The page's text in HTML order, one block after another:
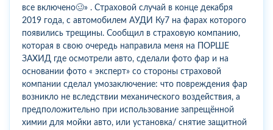
все включено🥴» . Страховой случай в конце декабря
2019 года, с автомобилем АУДИ Ку7 на фарах которого
появились трещины. Сообщил в страховую компанию,
которая в свою очередь направила меня на ПОРШЕ
ЗАХИД где осмотрели авто, сделали фото фар и на
основании фото « эксперт» со стороны страховой
компании сделал умозаключение: что повреждения фар
возникло не вследствии механического воздействия, а
предположительно при использование запрещённой
химии для мойки авто, или установка/ снятие защитной